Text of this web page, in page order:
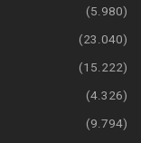
(5.980)
(23.040)
(15.222)
(4.326)
(9.794)